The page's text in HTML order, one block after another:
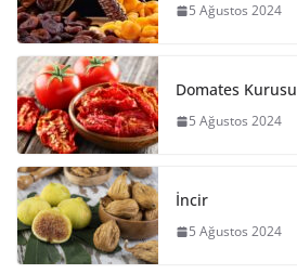
5 Ağustos 2024
Domates Kurusu
5 Ağustos 2024
İncir
5 Ağustos 2024